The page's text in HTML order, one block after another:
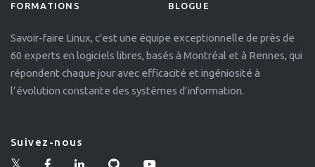
FORMATIONS BLOGUE
Savoir-faire Linux, c'est une équipe exceptionnelle de près de
60 experts en logiciels libres, basés à Montréal et à Rennes, qui
répondent chaque jour avec efficacité et ingéniosité à
l’évolution constante des systèmes d’information.
Suivez-nous